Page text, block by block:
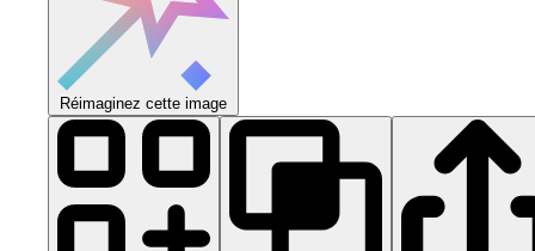
Réimaginez cette image